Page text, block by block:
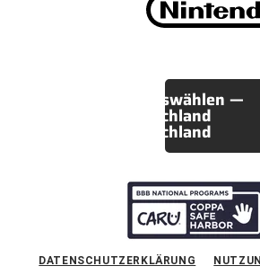
Region auswählen —
Deutschland
Deutschland
DATENSCHUTZERKLÄRUNG